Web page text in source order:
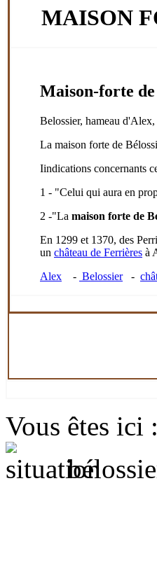
MAISON
Maison-forte
Belossier, hameau
La maison forte de
Iindications concernants
1 - "Celui qui aura en
2 -"La maison forte de
En 1299 et 1370, des
un château de Ferrières à
Alex - Belossier-
Vous êtes ici :